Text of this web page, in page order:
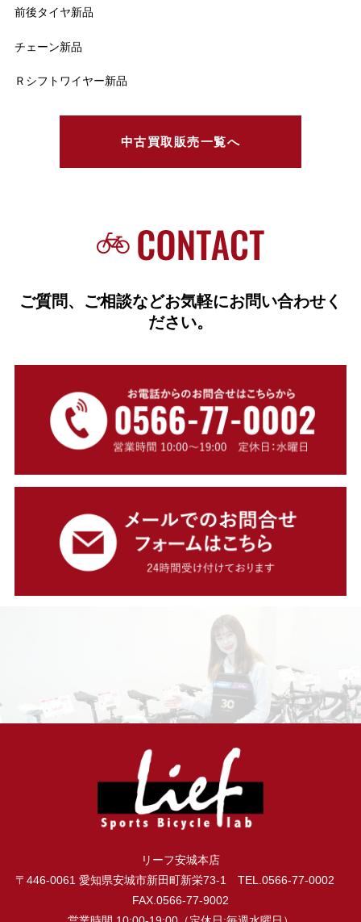
前後タイヤ新品
チェーン新品
Ｒシフトワイヤー新品
中古買取販売一覧へ
ご質問、ご相談などお気軽にお問い合わせく
ださい。
リーフ安城本店
〒446-0061 愛知県安城市新田町新栄73-1 TEL.0566-77-0002
FAX.0566-77-9002